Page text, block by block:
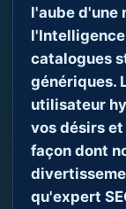
l'aube d'une
catalogues
génériques.
utilisateur
vos désirs
façon dont
qu'expert